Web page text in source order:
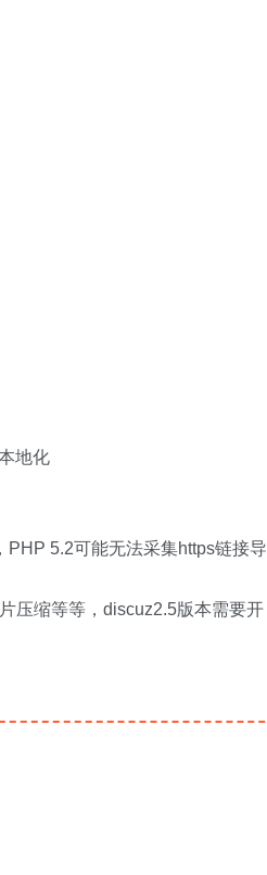
地化
5.2可能无法采集https链接导
压缩等等，discuz2.5版本需要开